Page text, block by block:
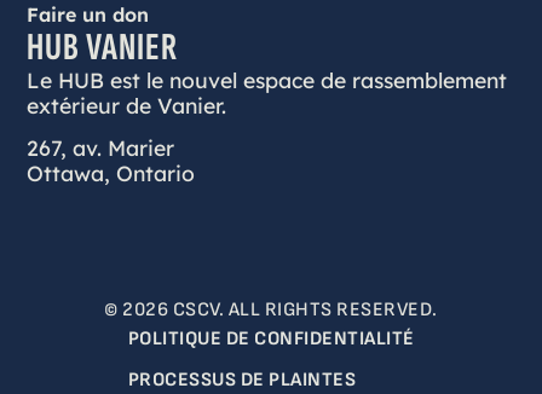
Faire un don
HUB VANIER
Le HUB est le nouvel espace de rassemblement
extérieur de Vanier.
267, av. Marier
Ottawa, Ontario
© 2026 CSCV. ALL RIGHTS RESERVED.
POLITIQUE DE CONFIDENTIALITÉ
PROCESSUS DE PLAINTES